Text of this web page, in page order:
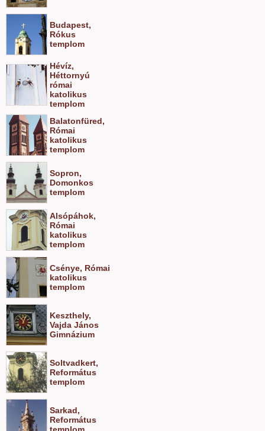
Budapest,
Rókus
templom
Hévíz,
Héttornyú
római
katolikus
templom
Balatonfüred,
Római
katolikus
templom
Sopron,
Domonkos
templom
Alsópáhok,
Római
katolikus
templom
Csénye, Római
katolikus
templom
Keszthely,
Vajda János
Gimnázium
Soltvadkert,
Református
templom
Sarkad,
Református
templom